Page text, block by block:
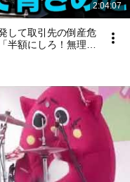
2:04:07
して取引先の倒産危
半額にしろ！無理な
ら鬼電→俺「お宅